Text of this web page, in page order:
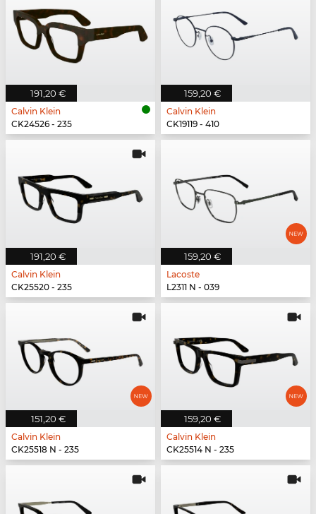
191,20 €
Calvin Klein
CK24526 - 235
159,20 €
Calvin Klein
CK19119 - 410
191,20 €
Calvin Klein
CK25520 - 235
159,20 €
Lacoste
L2311 N - 039
151,20 €
Calvin Klein
CK25518 N - 235
159,20 €
Calvin Klein
CK25514 N - 235